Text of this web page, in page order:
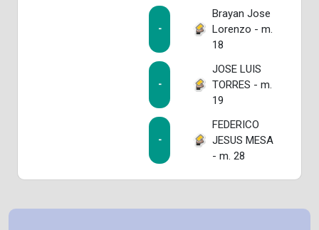
-
Brayan Jose
Lorenzo - m.
18
-
JOSE LUIS
TORRES - m.
19
-
FEDERICO
JESUS MESA
- m. 28